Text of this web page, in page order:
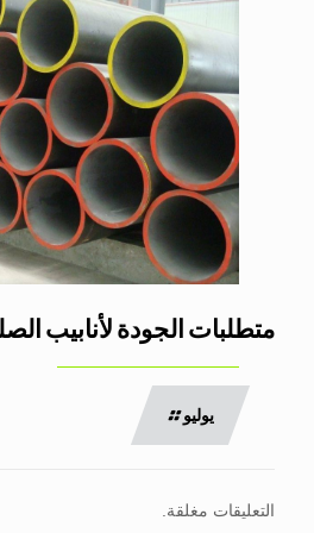
متطلبات الجودة لأنابيب
يوليو
التعليقات مغلقة.